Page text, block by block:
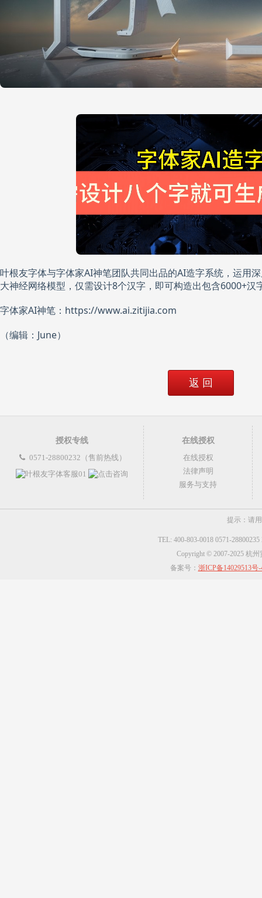
叶根友字体与字体家AI神笔团队共同出品的AI造字系统，运用
大神经网络模型，仅需设计8个汉字，即可构造出包含6000+汉
字体家AI神笔：https://www.ai.zitijia.com
（编辑：June）
返 回
授权专线
0571-28800232（售前热线）
在线授权
在线授权
法律声明
服务与支持
提示：请
TEL: 400-803-0018 0571-
Copyright © 2007-2025 杭
备案号： 浙ICP备14029513号-